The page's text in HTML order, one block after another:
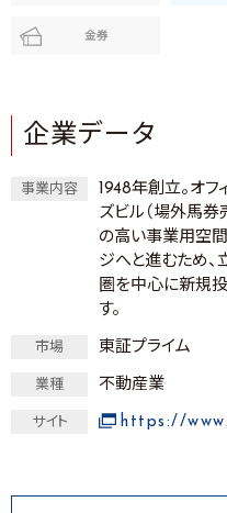
金券
企業データ
事業内容
1948年創立。オフ
ズビル（場外馬券
の高い事業用空
ジへと進むため、
圏を中心に新規
す。
市場 東証プライム
業種 不動産業
サイト https://